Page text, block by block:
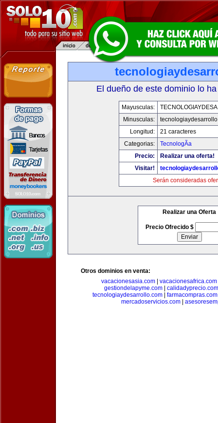
El dueño de este dominio lo
Mayusculas:
Minusculas:
Longitud:
21 caracteres
Categorias:
TecnologÃ­a
Precio:
Realizar una oferta!
Visitar!
Serán consideradas
Realizar una Oferta
Precio Ofrecido $
Otros dominios en venta:
vacacionesasia.com
vacacionesafrica.com
gestiondelapyme.com
calidadyprecio.com
tecnologiaydesarrollo.com
farmacompras.com
mercadoservicios.com|